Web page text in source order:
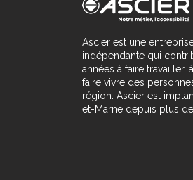
Ascier est une
indépendante qui
années à faire travailler,
faire vivre des
région. Ascier est
et-Marne depuis plus de